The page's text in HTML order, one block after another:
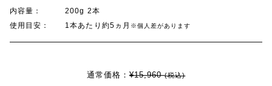
内容量：
200g 2本
使用目安：
1本あたり約5ヵ月 ※個人差があります
通常価格：¥15,960(税込)